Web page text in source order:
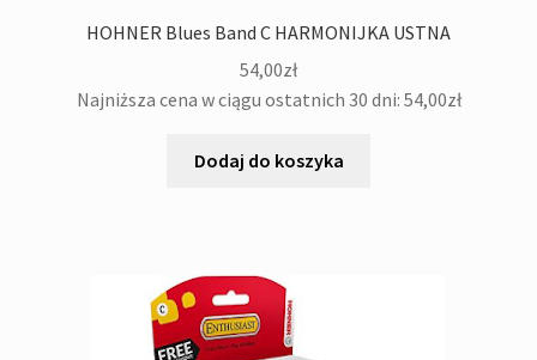
HOHNER Blues Band C HARMONIJKA USTNA
54,00zł
Najniższa cena w ciągu ostatnich 30 dni: 54,00zł
Dodaj do koszyka